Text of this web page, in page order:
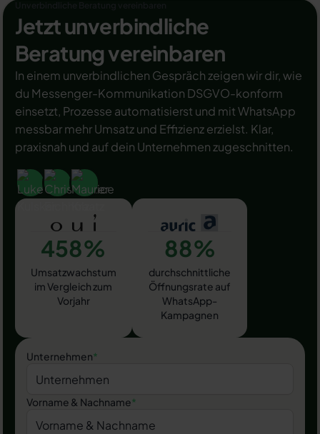
Jetzt unverbindliche
Beratung vereinbaren
In einem unverbindlichen Gespräch zeigen wir dir, wie
du Messenger-Kommunikation DSGVO-konform
einsetzt, Prozesse automatisierst und mit WhatsApp
messbar mehr Umsatz und Effizienz erzielst. Klar,
praxisnah und auf dein Unternehmen zugeschnitten.
458%
Umsatzwachstum
im Vergleich zum
Vorjahr
88%
durchschnittliche
Öffnungsrate auf
WhatsApp-
Kampagnen
Unternehmen*
Vorname & Nachname*